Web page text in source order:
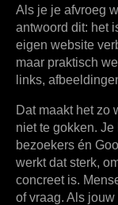
Als je je afvroeg
antwoord dit: het
eigen website
maar praktisch
links,
Dat maakt het zo
niet te gokken.
bezoekers én
werkt dat sterk,
concreet is.
of vraag. Als